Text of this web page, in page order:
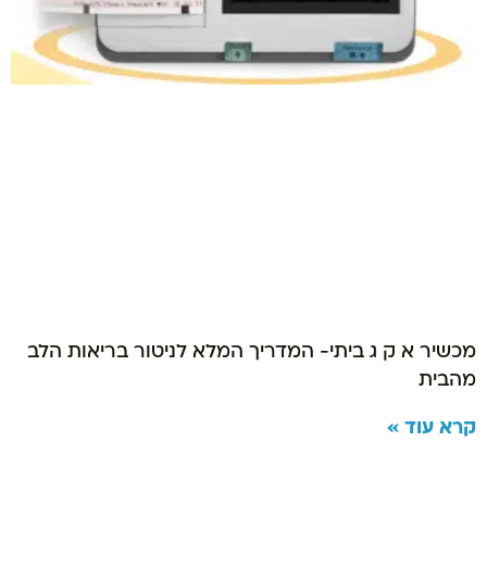
מכשיר א ק ג ביתי- המדריך המלא לניטור בריאות הלב
מהבית
קרא עוד »